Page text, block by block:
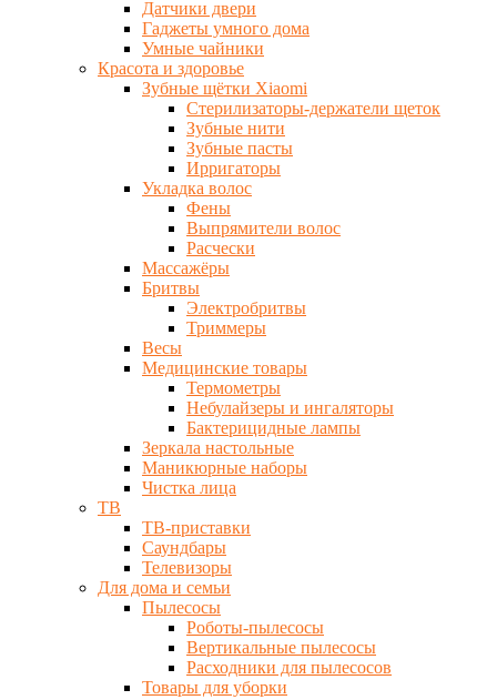
Датчики двери
Гаджеты умного дома
Умные чайники
Красота и здоровье
Зубные щётки Xiaomi
Стерилизаторы-держатели щеток
Зубные нити
Зубные пасты
Ирригаторы
Укладка волос
Фены
Выпрямители волос
Расчески
Массажёры
Бритвы
Электробритвы
Триммеры
Весы
Медицинские товары
Термометры
Небулайзеры и ингаляторы
Бактерицидные лампы
Зеркала настольные
Маникюрные наборы
Чистка лица
ТВ
ТВ-приставки
Саундбары
Телевизоры
Для дома и семьи
Пылесосы
Роботы-пылесосы
Вертикальные пылесосы
Расходники для пылесосов
Товары для уборки